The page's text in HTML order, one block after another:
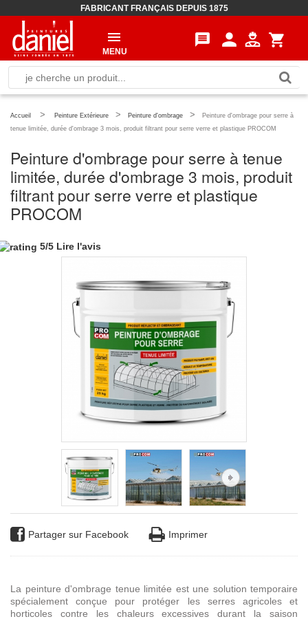
FABRICANT FRANÇAIS DEPUIS 1875
message person shopping_cart
MENU
Accueil > Peinture Extérieure > Peinture d'ombrage >
Peinture d'ombrage pour serre à
tenue limitée, durée d'ombrage 3 mois, produit filtrant pour serre verre et plastique PROCOM
Partager sur Facebook Imprimer
Peinture d'ombrage pour serre à tenue
limitée, durée d'ombrage 3 mois, produit
filtrant pour serre verre et plastique
PROCOM
5/5 Lire l'avis
La peinture d'ombrage tenue limitée est une solution temporaire
spécialement conçue pour protéger les serres agricoles et
horticoles contre les chaleurs excessives durant la saison